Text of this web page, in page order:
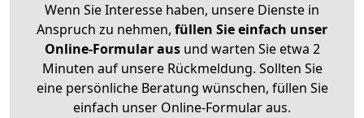
Wenn Sie Interesse haben, unsere Dienste in
Anspruch zu nehmen, füllen Sie einfach unser
Online-Formular ausund warten Sie etwa 2
Minuten auf unsere Rückmeldung. Sollten Sie
eine persönliche Beratung wünschen, füllen Sie
einfach unser Online-Formular aus.